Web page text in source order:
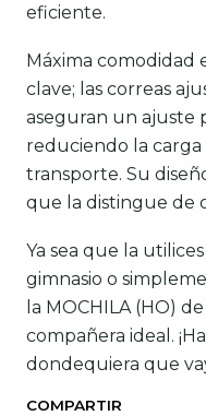
eficiente.
Máxima comodidad
clave; las correas
aseguran un ajuste
reduciendo la
transporte. Su
que la distingue de
Ya sea que la utilices
gimnasio o
la MOCHILA (HO)
compañera ideal.
dondequiera que
COMPARTIR